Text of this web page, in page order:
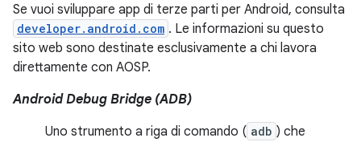
Se vuoi sviluppare app di terze parti per Android, consulta
developer.android.com . Le informazioni su questo
sito web sono destinate esclusivamente a chi lavora
direttamente con AOSP.
Android Debug Bridge (ADB)
Uno strumento a riga di comando ( adb ) che